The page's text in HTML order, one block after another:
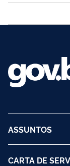
ASSUNTOS
CARTA DE